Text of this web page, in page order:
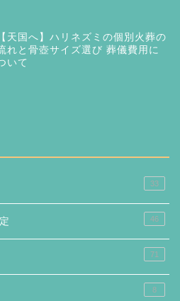
【天国へ】ハリネズミの個別火葬の
れと骨壺サイズ選び 葬儀費用に
いて
33
46
71
8